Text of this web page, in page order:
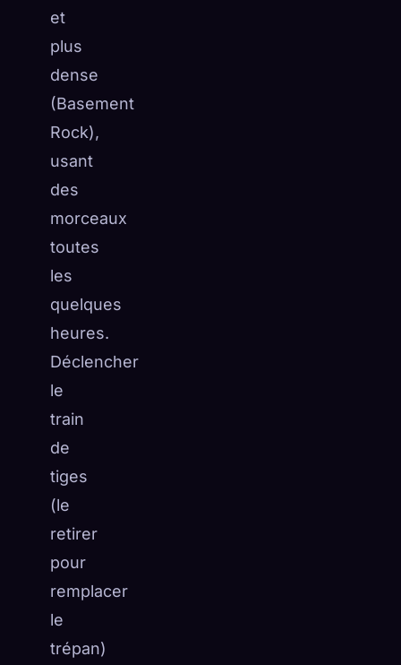
et
plus
dense
(Basement
Rock),
usant
des
morceaux
toutes
les
quelques
heures.
Déclencher
le
train
de
tiges
(le
retirer
pour
remplacer
le
trépan)